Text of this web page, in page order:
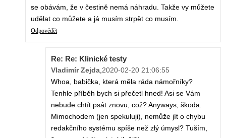
se obávám, že v čestině nemá náhradu. Takže vy můžete
udělat co můžete a já musím strpět co musím.
Odpovědět
Re: Re: Klinické testy
Vladimír Zejda 2020-02-20 21:06:55
Whoa, babička, která měla ráda námořníky?
Tenhle příběh bych si přečetl hned! Asi se Vám
nebude chtít psát znovu, což? Anyways, škoda.
Mimochodem (jen spekuluji), nemůže jít o chybu
redakčního systému spíše než zlý úmysl? Tuším,